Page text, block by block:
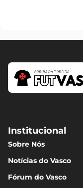
Institucional
Sobre Nós
Notícias do Vasco
Fórum do Vasco